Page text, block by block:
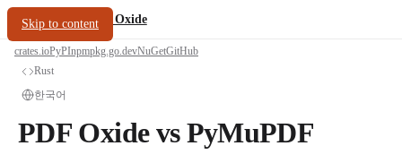
Skip to content
oxide.fyi/PDF Oxide
crates.ioPyPInpmpkg.go.devNuGetGitHub
Rust
한국어
PDF Oxide vs PyMuPDF